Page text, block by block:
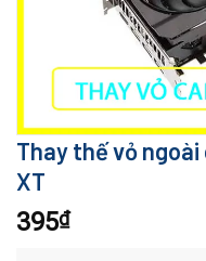
Thay thế vỏ ngoài
XT
395₫